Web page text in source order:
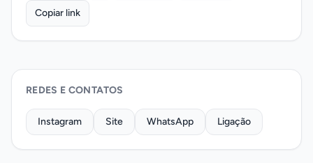
Copiar link
REDES E CONTATOS
Instagram Site WhatsApp Ligação